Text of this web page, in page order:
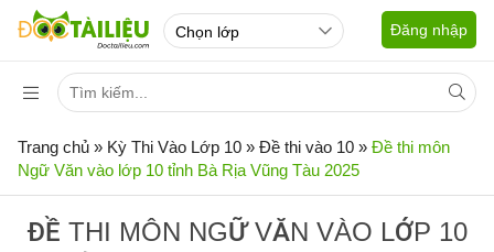
Đăng nhập
Trang chủ » Kỳ Thi Vào Lớp 10 » Đề thi vào 10 » Đề thi môn
Ngữ Văn vào lớp 10 tỉnh Bà Rịa Vũng Tàu 2025
ĐỀ THI MÔN NGỮ VĂN VÀO LỚP 10